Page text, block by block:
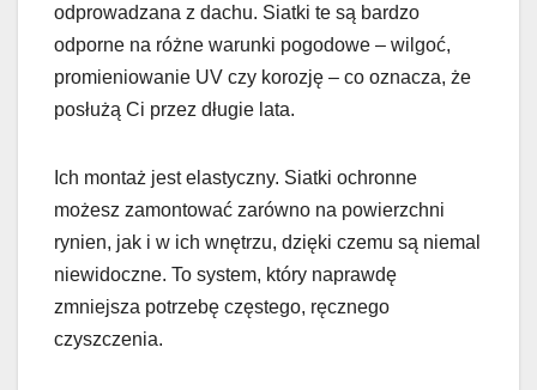
odprowadzana z dachu. Siatki te są bardzo
odporne na różne warunki pogodowe – wilgoć,
promieniowanie UV czy korozję – co oznacza, że
posłużą Ci przez długie lata.
Ich montaż jest elastyczny. Siatki ochronne
możesz zamontować zarówno na powierzchni
rynien, jak i w ich wnętrzu, dzięki czemu są niemal
niewidoczne. To system, który naprawdę
zmniejsza potrzebę częstego, ręcznego
czyszczenia.